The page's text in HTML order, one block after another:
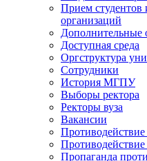
Прием студентов
организаций
Дополнительные
Доступная среда
Оргструктура
Сотрудники
История МГПУ
Выборы ректора
Ректоры вуза
Вакансии
Пропаганда